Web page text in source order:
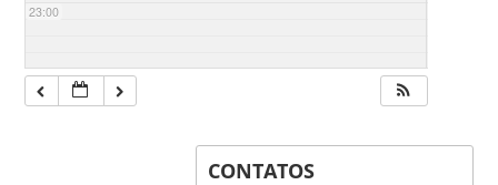
23:00
CONTATOS